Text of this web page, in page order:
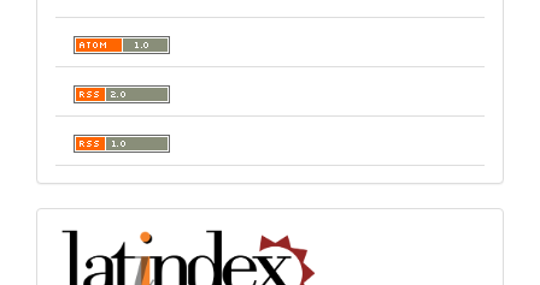
indexacion